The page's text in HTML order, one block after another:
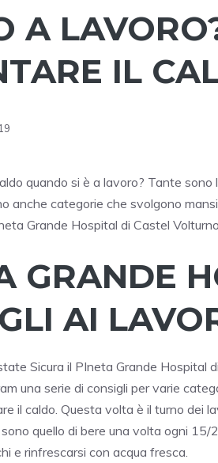
A
IL
quando si è a lavoro? Tante
anche categorie che svolgono
Grande Hospital di Castel
GRANDE
AI
Sicura il PIneta Grande Hospital di
una serie di consigli per varie
il caldo. Questa volta è il turno dei
quello di bere una volta ogni
e rinfrescarsi con acqua fresca.